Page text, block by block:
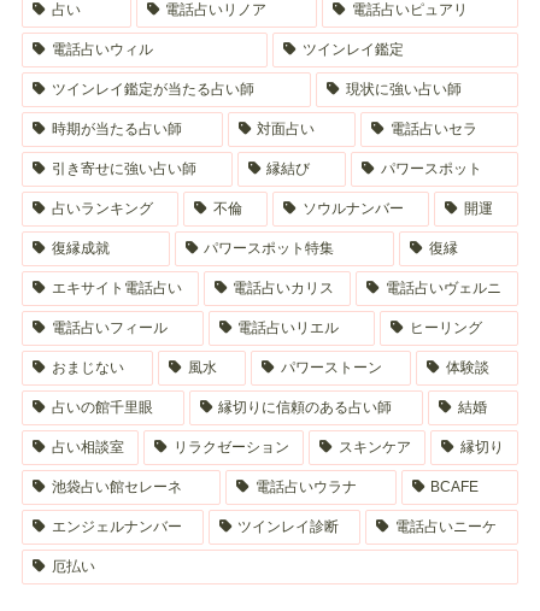
占い 電話占いリノア 電話占いピュアリ
電話占いウィル ツインレイ鑑定
ツインレイ鑑定が当たる占い師 現状に強い占い師
時期が当たる占い師 対面占い 電話占いセラ
引き寄せに強い占い師 縁結び パワースポット
占いランキング 不倫 ソウルナンバー 開運
復縁成就 パワースポット特集 復縁
エキサイト電話占い 電話占いカリス 電話占いヴェルニ
電話占いフィール 電話占いリエル ヒーリング
おまじない 風水 パワーストーン 体験談
占いの館千里眼 縁切りに信頼のある占い師 結婚
占い相談室 リラクゼーション スキンケア 縁切り
池袋占い館セレーネ 電話占いウラナ BCAFE
エンジェルナンバー ツインレイ診断 電話占いニーケ
厄払い